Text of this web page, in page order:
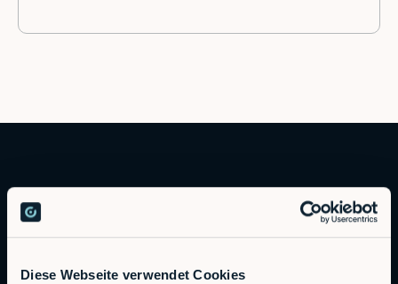
Diese Webseite verwendet Cookies